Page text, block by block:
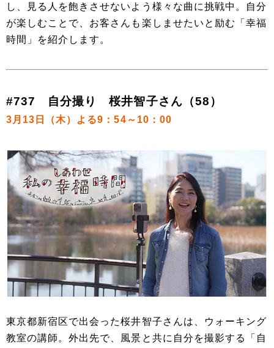
し、見る人を飽きさせないよう様々な曲に挑戦中。自分
が楽しむことで、お客さんも楽しませたいと励む「幸福
時間」を紹介します。
#737 自分撮り 桜井智子さん（58）
3月13日（木）よる9：54～10：00
東京都新宿区で出会った桜井智子さんは、ウォーキング
教室の講師。外出先で、風景と共に自分を撮影する「自